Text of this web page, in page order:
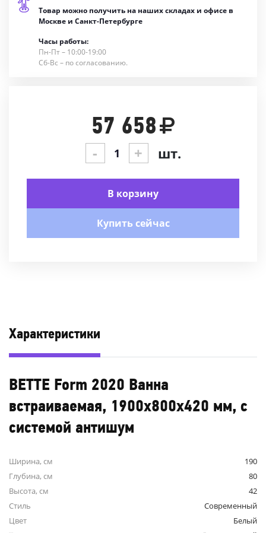
Товар можно получить на наших складах и офисе в
Москве и Санкт-Петербурге
Часы работы:
Пн-Пт – 10:00-19:00
Сб-Вс – по согласованию.
57 658
- + шт.
В корзину
Купить сейчас
Характеристики
BETTE Form 2020 Ванна
встраиваемая, 1900х800х420 мм, с
системой антишум
Ширина, см
190
Глубина, см
80
Высота, см
42
Стиль
Современный
Цвет
Белый